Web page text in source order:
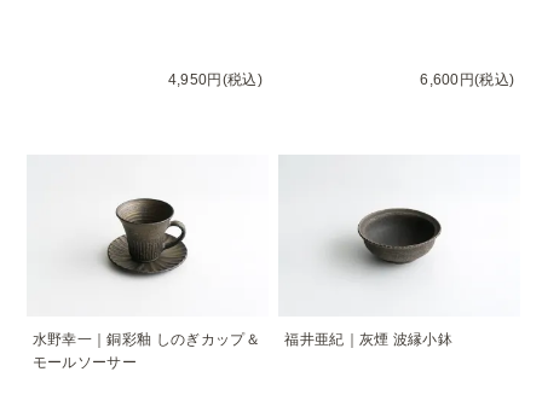
4,950円(税込) 6,600円(税込)
水野幸一｜銅彩釉 しのぎカップ＆
モールソーサー
福井亜紀｜灰煙 波縁小鉢